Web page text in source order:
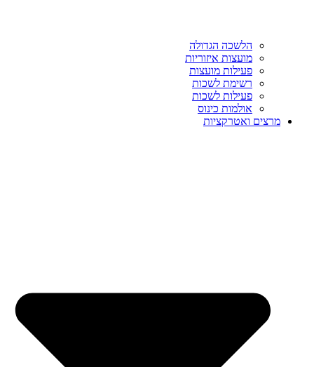
הלשכה הגדולה
מועצות איזוריות
פעילות מועצות
רשימת לשכות
פעילות לשכות
אולמות כינוס
מרצים ואטרקציות